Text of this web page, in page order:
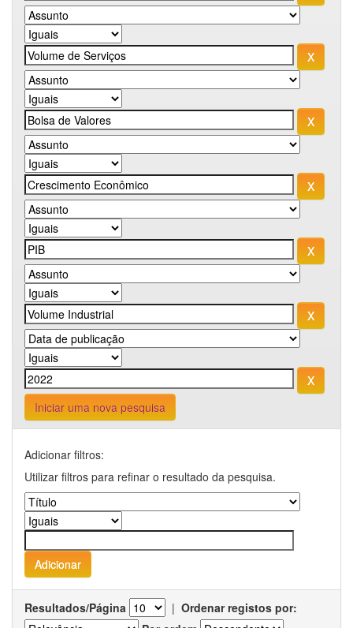
Iniciar uma nova pesquisa
Adicionar filtros:
Utilizar filtros para refinar o resultado da pesquisa.
Resultados/Página | Ordenar registos por: